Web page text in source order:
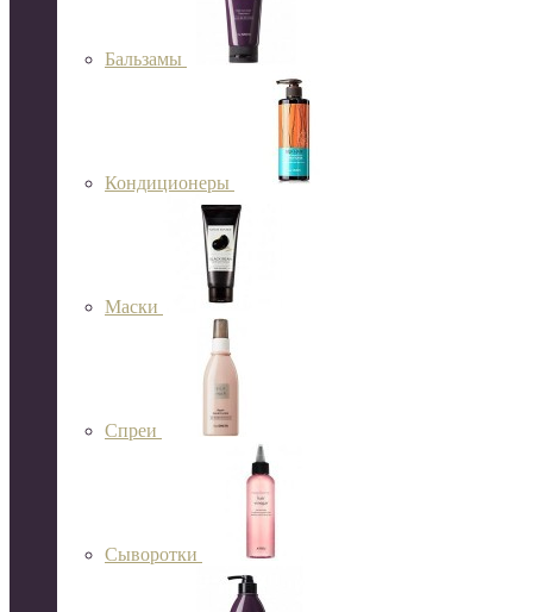
Бальзамы
Кондиционеры
Маски
Спреи
Сыворотки